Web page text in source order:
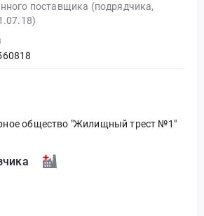
поставщика (подрядчика,
общество "Жилищный трест №1"